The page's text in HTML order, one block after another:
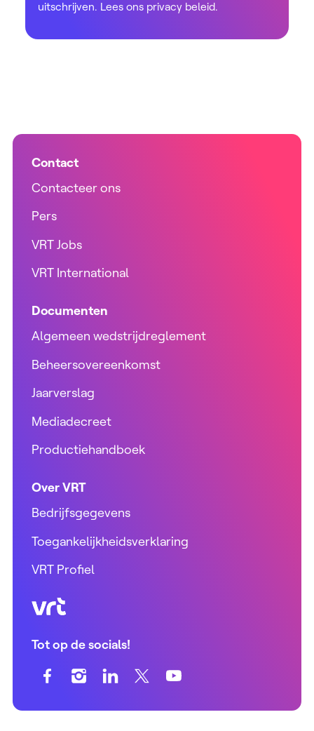
uitschrijven. Lees ons privacy beleid.
Contact
Contacteer ons
Pers
VRT Jobs
VRT International
Documenten
Algemeen wedstrijdreglement
Beheersovereenkomst
Jaarverslag
Mediadecreet
Productiehandboek
Over VRT
Bedrijfsgegevens
Toegankelijkheidsverklaring
VRT Profiel
VRT (home)
Tot op de socials!